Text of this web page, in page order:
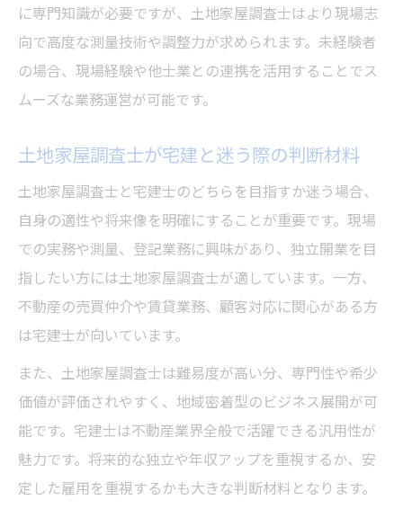
に専門知識が必要ですが、土地家屋調査士はより現場志
向で高度な測量技術や調整力が求められます。未経験者
の場合、現場経験や他士業との連携を活用することでス
ムーズな業務運営が可能です。
土地家屋調査士が宅建と迷う際の判断材料
土地家屋調査士と宅建士のどちらを目指すか迷う場合、
自身の適性や将来像を明確にすることが重要です。現場
での実務や測量、登記業務に興味があり、独立開業を目
指したい方には土地家屋調査士が適しています。一方、
不動産の売買仲介や賃貸業務、顧客対応に関心がある方
は宅建士が向いています。
また、土地家屋調査士は難易度が高い分、専門性や希少
価値が評価されやすく、地域密着型のビジネス展開が可
能です。宅建士は不動産業界全般で活躍できる汎用性が
魅力です。将来的な独立や年収アップを重視するか、安
定した雇用を重視するかも大きな判断材料となります。